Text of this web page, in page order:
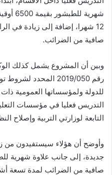
شهرية
صافية من الضرائب.
وبين أن المشروع يشمل كذلك
رقم 2019/050 المحدد
للدولة ولمؤسساتها العمومية
التدريس فعليا في مؤسسات
التابعة لوزارتي التربية وإصلاح
صافية من الضرائب لمدة تسعة